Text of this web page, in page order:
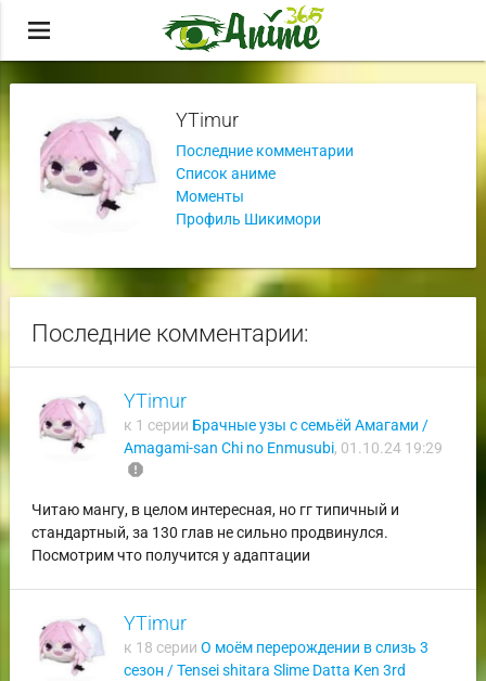
menu
YTimur
Последние комментарии
Список аниме
Моменты
Профиль Шикимори
Последние комментарии:
YTimur
к 1 серии Брачные узы с семьёй Амагами /
Amagami-san Chi no Enmusubi, 01.10.24 19:29
report
Читаю мангу, в целом интересная, но гг типичный и
стандартный, за 130 глав не сильно продвинулся.
Посмотрим что получится у адаптации
YTimur
к 18 серии О моём перерождении в слизь 3
сезон / Tensei shitara Slime Datta Ken 3rd